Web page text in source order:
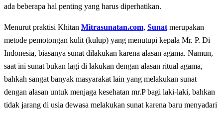
ada beberapa hal penting yang harus diperhatikan.
Menurut praktisi Khitan Mitrasunatan.com, Sunat merupakan
metode pemotongan kulit (kulup) yang menutupi kepala Mr. P. Di
Indonesia, biasanya sunat dilakukan karena alasan agama. Namun,
saat ini sunat bukan lagi di lakukan dengan alasan ritual agama,
bahkah sangat banyak masyarakat lain yang melakukan sunat
dengan alasan untuk menjaga kesehatan mr.P bagi laki-laki, bahkan
tidak jarang di usia dewasa melakukan sunat karena baru menyadari